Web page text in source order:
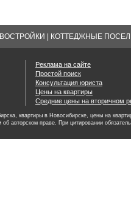
КОТТЕДЖНЫЕ
Реклама на сайте
Простой поиск
Консультация юриста
Цены на квартиры
Средние цены на вторичном
квартиры в Новосибирске, цены на
авторском праве. При цитировании